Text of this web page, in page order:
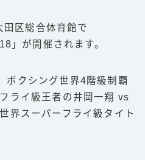
区総合体育館で
」が開催されます。
ボクシング世界4階級制覇
ライ級王者の井岡一翔 vs
界スーパーフライ級タイト